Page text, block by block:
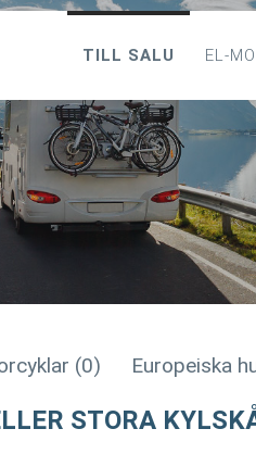
TILL SALU EL-
(0) Europeiska
STORA